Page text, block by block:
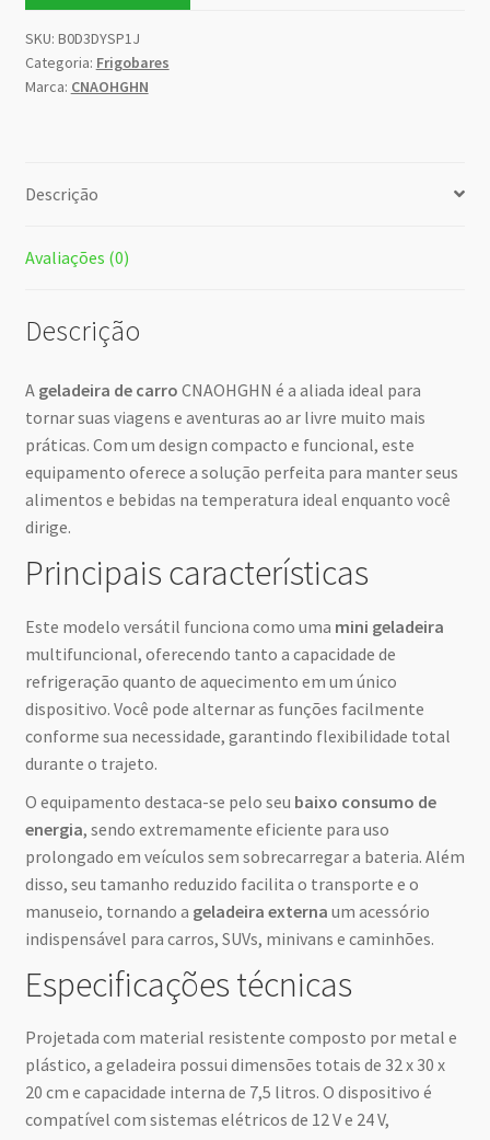
SKU: B0D3DYSP1J
Categoria: Frigobares
Marca: CNAOHGHN
Descrição
Avaliações (0)
Descrição
A geladeira de carro CNAOHGHN é a aliada ideal para
tornar suas viagens e aventuras ao ar livre muito mais
práticas. Com um design compacto e funcional, este
equipamento oferece a solução perfeita para manter seus
alimentos e bebidas na temperatura ideal enquanto você
dirige.
Principais características
Este modelo versátil funciona como uma mini geladeira
multifuncional, oferecendo tanto a capacidade de
refrigeração quanto de aquecimento em um único
dispositivo. Você pode alternar as funções facilmente
conforme sua necessidade, garantindo flexibilidade total
durante o trajeto.
O equipamento destaca-se pelo seu baixo consumo de
energia, sendo extremamente eficiente para uso
prolongado em veículos sem sobrecarregar a bateria. Além
disso, seu tamanho reduzido facilita o transporte e o
manuseio, tornando a geladeira externa um acessório
indispensável para carros, SUVs, minivans e caminhões.
Especificações técnicas
Projetada com material resistente composto por metal e
plástico, a geladeira possui dimensões totais de 32 x 30 x
20 cm e capacidade interna de 7,5 litros. O dispositivo é
compatível com sistemas elétricos de 12 V e 24 V,